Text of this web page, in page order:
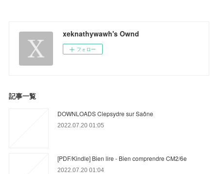
xeknathywawh's Ownd
フォロー
記事一覧
DOWNLOADS Clepsydre sur Saône
2022.07.20 01:05
[PDF/Kindle] Bien lire - Bien comprendre CM2/6e
2022.07.20 01:04